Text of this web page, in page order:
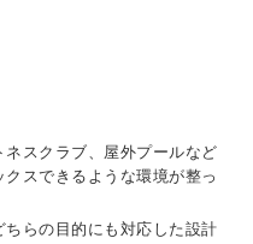
スクラブ、屋外プールなど
スできるような環境が整っ
らの目的にも対応した設計